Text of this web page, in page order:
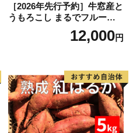
［2026年先行予約］牛窓産と
うもろこし まるでフルー
ツ！最高糖度25度超え 生で
甘い、茹でて美味い！ 黄色
野菜
12,000円